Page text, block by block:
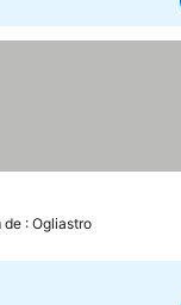
: Ogliastro